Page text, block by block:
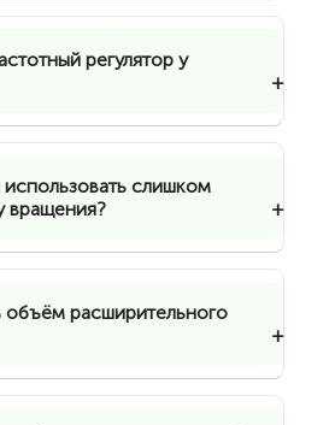
регулятор у
слишком
вращения?
объём расширительного